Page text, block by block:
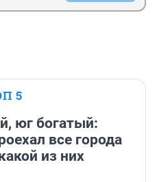
5
юг богатый:
все города
из них